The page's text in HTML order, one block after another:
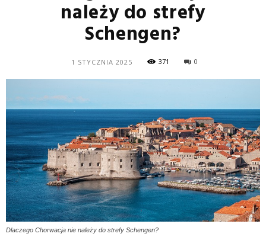
należy do strefy
Schengen?
1 STYCZNIA 2025 371 0
Dlaczego Chorwacja nie należy do strefy Schengen?